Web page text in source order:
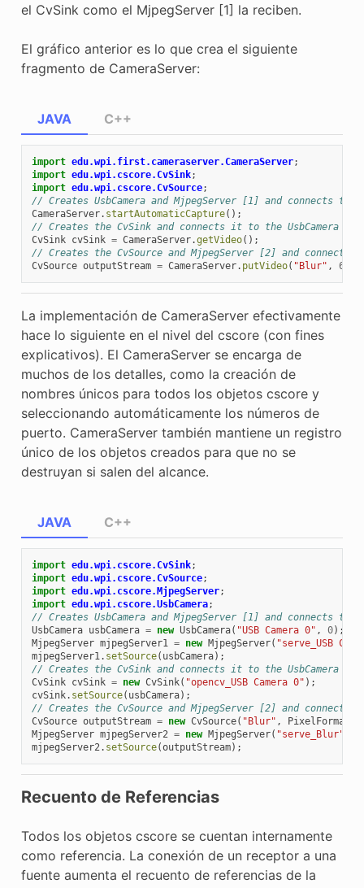
el CvSink como el MjpegServer [1] la reciben.
El gráfico anterior es lo que crea el siguiente
fragmento de CameraServer:
JAVA
import edu.wpi.first.cameraserver.CameraServer;
import edu.wpi.cscore.CvSink;
import edu.wpi.cscore.CvSource;
// Creates UsbCamera and MjpegServer [1] and connects them
CameraServer. startAutomaticCapture();
// Creates the CvSink and connects it to the UsbCamera
CvSink cvSink = CameraServer.getVideo();
// Creates the CvSource and MjpegServer [2] and connects
CvSource outputStream = CameraServer. putVideo( "Blur" , 640
C++
La implementación de CameraServer efectivamente
hace lo siguiente en el nivel del cscore (con fines
explicativos). El CameraServer se encarga de
muchos de los detalles, como la creación de
nombres únicos para todos los objetos cscore y
seleccionando automáticamente los números de
puerto. CameraServer también mantiene un registro
único de los objetos creados para que no se
destruyan si salen del alcance.
JAVA
import edu.wpi.cscore.CvSink;
import edu.wpi.cscore.CvSource;
import edu.wpi.cscore.MjpegServer;
import edu.wpi.cscore.UsbCamera;
// Creates UsbCamera and MjpegServer [1] and connects them
UsbCamera usbCamera = new UsbCamera( "USB Camera 0" , 0);
MjpegServer mjpegServer1 = new MjpegServer( "serve_USB
mjpegServer1. setSource( usbCamera);
// Creates the CvSink and connects it to the UsbCamera
CvSink cvSink = new CvSink( "opencv_USB Camera 0" );
cvSink. setSource( usbCamera);
// Creates the CvSource and MjpegServer [2] and connects
CvSource outputStream = new CvSource( "Blur" , PixelFormat
MjpegServer mjpegServer2 = new MjpegServer( "serve_Blur"
mjpegServer2. setSource(outputStream);
C++
Recuento de Referencias
Todos los objetos cscore se cuentan internamente
como referencia. La conexión de un receptor a una
fuente aumenta el recuento de referencias de la